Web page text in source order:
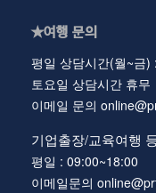
★여행 문의
평일 상담시간(월~금)
토요일 상담시간 휴무
이메일 문의
기업출장/교육여행
평일 : 09:00~18:00
이메일문의